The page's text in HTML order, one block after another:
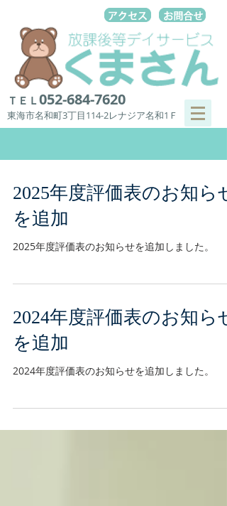
ＴＥＬ052-684-7620
東海市名和町3丁目114-2レナジア名和1Ｆ
2025年度評価表のお知らせ
を追加
2025年度評価表のお知らせを追加しました。
2024年度評価表のお知らせ
を追加
2024年度評価表のお知らせを追加しました。